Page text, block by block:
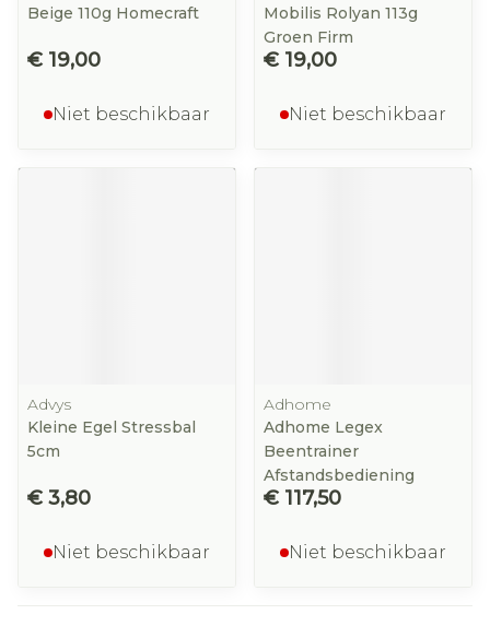
Beige 110g Homecraft
€ 19,00
Niet beschikbaar
Mobilis Rolyan 113g
Groen Firm
€ 19,00
Niet beschikbaar
Advys
Kleine Egel Stressbal
5cm
€ 3,80
Niet beschikbaar
Adhome
Adhome Legex
Beentrainer
Afstandsbediening
€ 117,50
Niet beschikbaar